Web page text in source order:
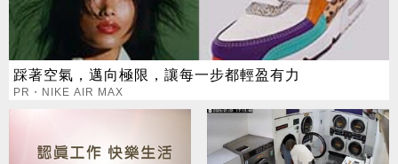
踩著空氣，邁向極限，讓每一步都輕盈有力
PR・NIKE AIR MAX